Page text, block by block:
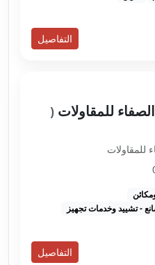
التفاصيل
للمقاولات(
للمقاولات
- تشييد وخدمات تجهيز
التفاصيل